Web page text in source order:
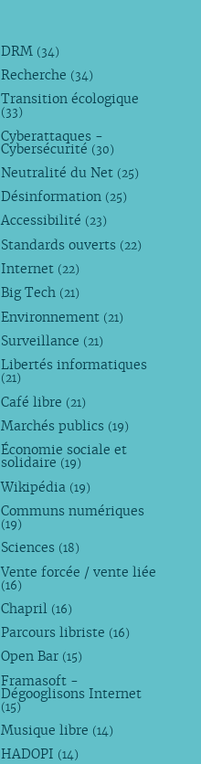
DRM (34)
Recherche (34)
Transition écologique
(33)
Cyberattaques -
Cybersécurité (30)
Neutralité du Net (25)
Désinformation (25)
Accessibilité (23)
Standards ouverts (22)
Internet (22)
Big Tech (21)
Environnement (21)
Surveillance (21)
Libertés informatiques
(21)
Café libre (21)
Marchés publics (19)
Économie sociale et
solidaire (19)
Wikipédia (19)
Communs numériques
(19)
Sciences (18)
Vente forcée / vente liée
(16)
Chapril (16)
Parcours libriste (16)
Open Bar (15)
Framasoft -
Dégooglisons Internet
(15)
Musique libre (14)
HADOPI (14)